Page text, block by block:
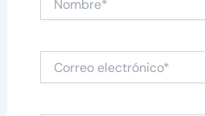
electrónico*